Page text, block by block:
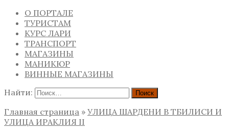
О ПОРТАЛЕ
ТУРИСТАМ
КУРС ЛАРИ
ТРАНСПОРТ
МАГАЗИНЫ
МАНИКЮР
ВИННЫЕ МАГАЗИНЫ
Найти:
Главная страница » УЛИЦА ШАРДЕНИ В ТБИЛИСИ И
УЛИЦА ИРАКЛИЯ II